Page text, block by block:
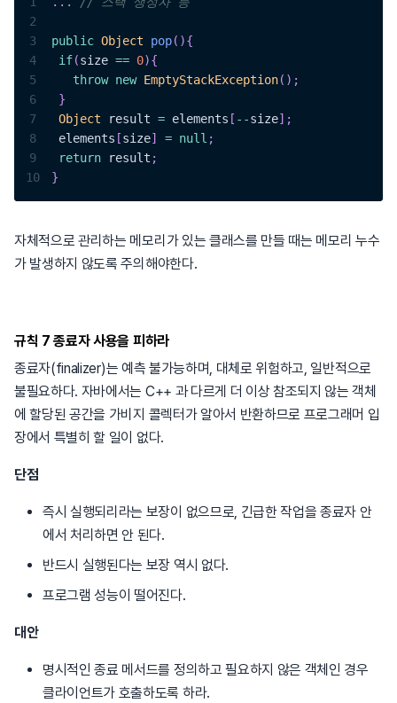
2
3
public Object pop( ){
4
if(size == 0){
5
throw new EmptyStackException( ) ;
6
}
7
Object result = elements [ --size] ;
8
elements [size] = null ;
9
return result ;
10
}
자체적으로 관리하는 메모리가 있는 클래스를 만들 때는 메모리 누수
가 발생하지 않도록 주의해야한다.
규칙 7 종료자 사용을 피하라
종료자(finalizer)는 예측 불가능하며, 대체로 위험하고, 일반적으로
불필요하다. 자바에서는 C++ 과 다르게 더 이상 참조되지 않는 객체
에 할당된 공간을 가비지 콜렉터가 알아서 반환하므로 프로그래머 입
장에서 특별히 할 일이 없다.
단점
즉시 실행되리라는 보장이 없으므로, 긴급한 작업을 종료자 안
에서 처리하면 안 된다.
반드시 실행된다는 보장 역시 없다.
프로그램 성능이 떨어진다.
대안
명시적인 종료 메서드를 정의하고 필요하지 않은 객체인 경우
클라이언트가 호출하도록 하라.